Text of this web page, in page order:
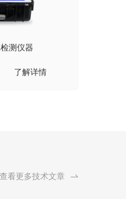
测仪器
了解详情
查看更多技术文章